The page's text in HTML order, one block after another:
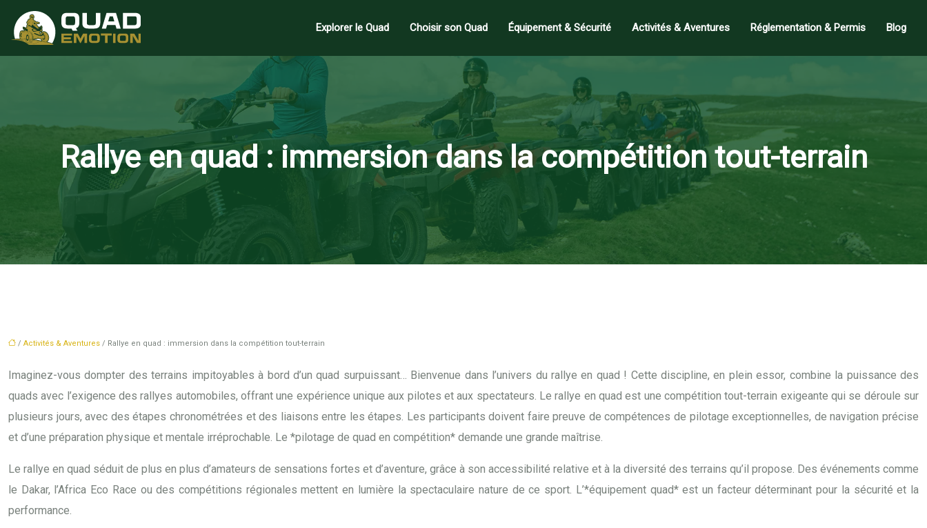
Explorer le Quad Choisir son Quad Équipement & Sécurité Activités & Aventures Réglementation & Permis Blog
Rallye en quad : immersion dans la compétition tout-terrain
/ Activités & Aventures / Rallye en quad : immersion dans la compétition tout-terrain
Imaginez-vous dompter des terrains impitoyables à bord d’un quad surpuissant… Bienvenue dans l’univers du rallye en quad ! Cette discipline, en plein essor, combine la puissance des
quads avec l’exigence des rallyes automobiles, offrant une expérience unique aux pilotes et aux spectateurs. Le rallye en quad est une compétition tout-terrain exigeante qui se déroule sur
plusieurs jours, avec des étapes chronométrées et des liaisons entre les étapes. Les participants doivent faire preuve de compétences de pilotage exceptionnelles, de navigation précise
et d’une préparation physique et mentale irréprochable. Le *pilotage de quad en compétition* demande une grande maîtrise.
Le rallye en quad séduit de plus en plus d’amateurs de sensations fortes et d’aventure, grâce à son accessibilité relative et à la diversité des terrains qu’il propose. Des événements comme
le Dakar, l’Africa Eco Race ou des compétitions régionales mettent en lumière la spectaculaire nature de ce sport. L’*équipement quad* est un facteur déterminant pour la sécurité et la
performance.